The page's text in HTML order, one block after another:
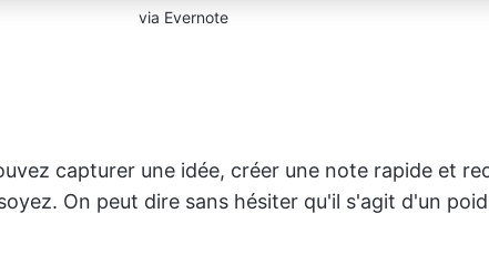
via Evernote
capturer une idée, créer une note rapide et
On peut dire sans hésiter qu'il s'agit d'un